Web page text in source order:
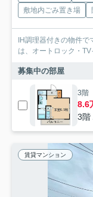
敷地内ごみ置き場
IH調理器付きの物件
は、オートロック・
募集中の部屋
3階
8.6
3階
賃貸マンション